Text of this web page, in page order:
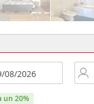
un 20%